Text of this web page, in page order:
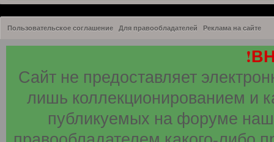
Пользовательское соглашение Для правообладателей Реклама на сайте
Сайт не предоставляет
лишь коллекционированием и
публикуемых на форуме